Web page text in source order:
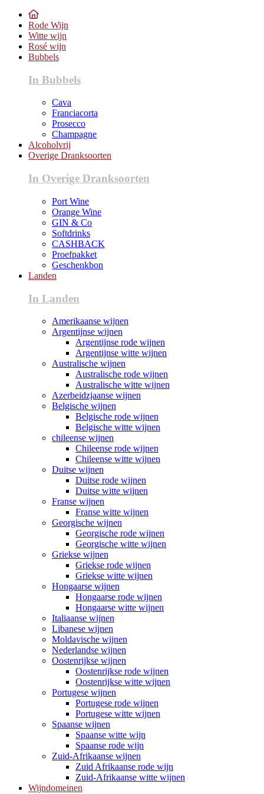
Rode Wijn
Witte wijn
Rosé wijn
Bubbels
In Bubbels
Cava
Franciacorta
Prosecco
Champagne
Alcoholvrij
Overige Dranksoorten
In Overige Dranksoorten
Port Wine
Orange Wine
GIN & Co
Softdrinks
CASHBACK
Proefpakket
Geschenkbon
Landen
In Landen
Amerikaanse wijnen
Argentijnse wijnen
Argentijnse rode wijnen
Argentijnse witte wijnen
Australische wijnen
Australische rode wijnen
Australische witte wijnen
Azerbeidzjaanse wijnen
Belgische wijnen
Belgische rode wijnen
Belgische witte wijnen
chileense wijnen
Chileense rode wijnen
Chileense witte wijnen
Duitse wijnen
Duitse rode wijnen
Duitse witte wijnen
Franse wijnen
Franse witte wijnen
Georgische wijnen
Georgische rode wijnen
Georgische witte wijnen
Griekse wijnen
Griekse rode wijnen
Griekse witte wijnen
Hongaarse wijnen
Hongaarse rode wijnen
Hongaarse witte wijnen
Italiaanse wijnen
Libanese wijnen
Moldavische wijnen
Nederlandse wijnen
Oostenrijkse wijnen
Oostenrijkse rode wijnen
Oostenrijkse witte wijnen
Portugese wijnen
Portugese rode wijnen
Portugese witte wijnen
Spaanse wijnen
Spaanse witte wijn
Spaanse rode wijn
Zuid-Afrikaanse wijnen
Zuid Afrikaanse rode wijn
Zuid-Afrikaanse witte wijnen
Wijndomeinen